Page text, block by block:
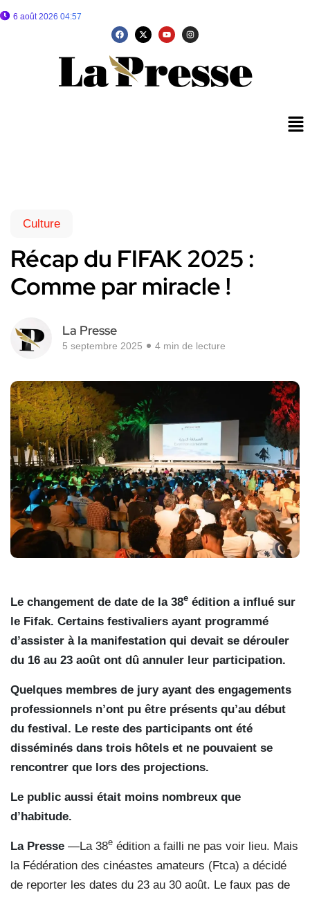
6 août 2026 04:57
Culture
Récap du FIFAK 2025 :
Comme par miracle !
La Presse
5 septembre 2025 4 min de lecture
Le changement de date de la 38e édition a influé sur
le Fifak. Certains festivaliers ayant programmé
d’assister à la manifestation qui devait se dérouler
du 16 au 23 août ont dû annuler leur participation.
Quelques membres de jury ayant des engagements
professionnels n’ont pu être présents qu’au début
du festival. Le reste des participants ont été
disséminés dans trois hôtels et ne pouvaient se
rencontrer que lors des projections.
Le public aussi était moins nombreux que
d’habitude.
La Presse —La 38e édition a failli ne pas voir lieu. Mais
la Fédération des cinéastes amateurs (Ftca) a décidé
de reporter les dates du 23 au 30 août. Le faux pas de